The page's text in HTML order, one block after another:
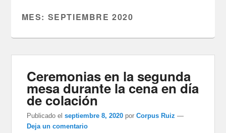
MES: SEPTIEMBRE 2020
Ceremonias en la segunda
mesa durante la cena en día
de colación
Publicado el septiembre 8, 2020 porCorpus Ruiz —
Deja un comentario